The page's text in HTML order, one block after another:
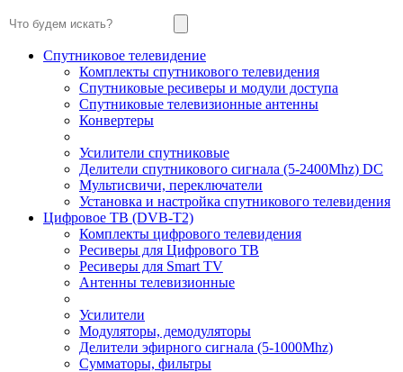
Спутниковое телевидение
Комплекты спутникового телевидения
Спутниковые ресиверы и модули доступа
Спутниковые телевизионные антенны
Конвертеры
Усилители спутниковые
Делители спутникового сигнала (5-2400Mhz) DC
Мультисвичи, переключатели
Установка и настройка спутникового телевидения
Цифровое ТВ (DVB-T2)
Комплекты цифрового телевидения
Ресиверы для Цифрового ТВ
Ресиверы для Smart TV
Антенны телевизионные
Усилители
Модуляторы, демодуляторы
Делители эфирного сигнала (5-1000Mhz)
Сумматоры, фильтры